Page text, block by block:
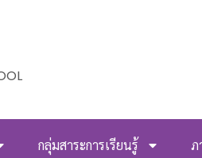
กลุ่มสาระการเรียนรู้ ภ